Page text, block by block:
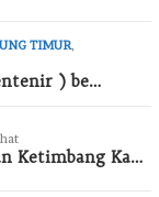
TIMUR,
) be…
Ketimbang Ka…